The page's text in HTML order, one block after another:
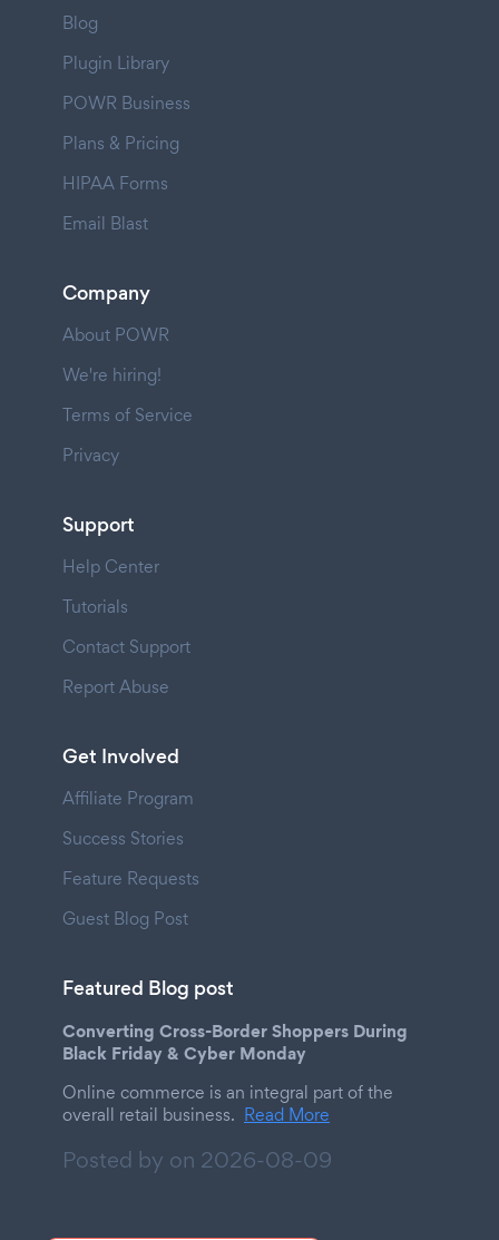
Blog
Plugin Library
POWR Business
Plans & Pricing
HIPAA Forms
Email Blast
Company
About POWR
We're hiring!
Terms of Service
Privacy
Support
Help Center
Tutorials
Contact Support
Report Abuse
Get Involved
Affiliate Program
Success Stories
Feature Requests
Guest Blog Post
Featured Blog post
Converting Cross-Border Shoppers During
Black Friday & Cyber Monday
Online commerce is an integral part of the
overall retail business. Read More
Posted by on 2026-08-09